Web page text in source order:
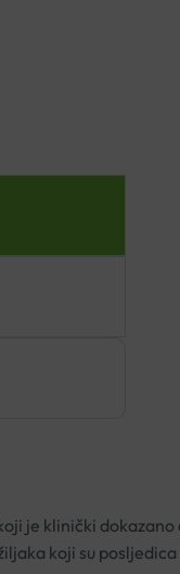
je klinički
koji su